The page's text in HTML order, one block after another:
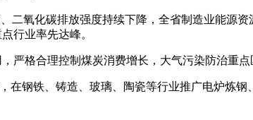
二氧化碳排放强度持续下降，全省制造业能源
行业率先达峰。
严格合理控制煤炭消费增长，大气污染防治重
在钢铁、铸造、玻璃、陶瓷等行业推广电炉炼